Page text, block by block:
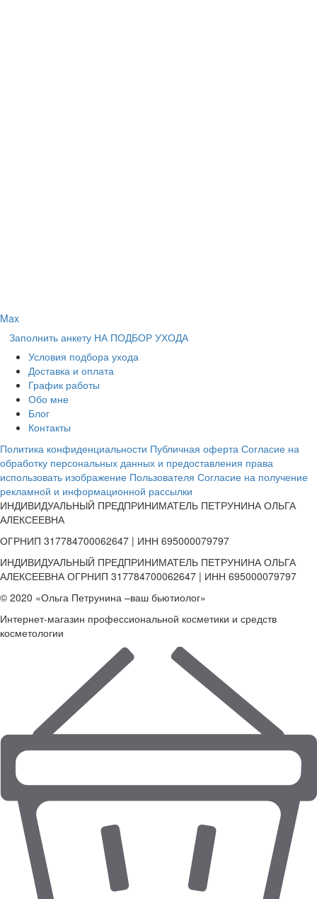
Max
Заполнить анкету НА ПОДБОР УХОДА
Условия подбора ухода
Доставка и оплата
График работы
Обо мне
Блог
Контакты
Политика конфиденциальности Публичная оферта Согласие на
обработку персональных данных и предоставления права
использовать изображение Пользователя Согласие на получение
рекламной и информационной рассылки
ИНДИВИДУАЛЬНЫЙ ПРЕДПРИНИМАТЕЛЬ ПЕТРУНИНА ОЛЬГА
АЛЕКСЕЕВНА
ОГРНИП 317784700062647 | ИНН 695000079797
ИНДИВИДУАЛЬНЫЙ ПРЕДПРИНИМАТЕЛЬ ПЕТРУНИНА ОЛЬГА
АЛЕКСЕЕВНА ОГРНИП 317784700062647 | ИНН 695000079797
© 2020 «Ольга Петрунина –ваш бьютиолог»
Интернет-магазин профессиональной косметики и средств
косметологии